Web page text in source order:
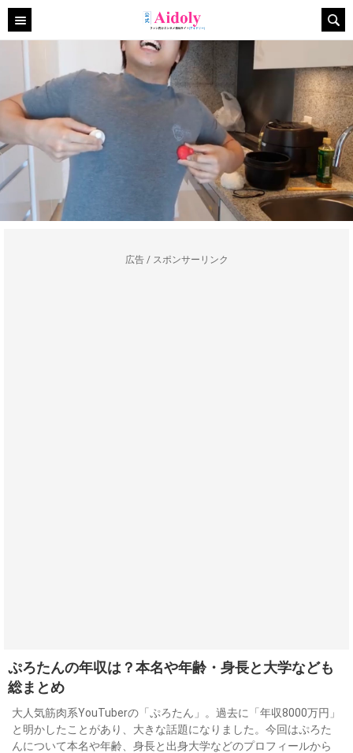
広告 / スポンサーリンク
ぷろたんの年収は？本名や年齢・身長と大学なども
総まとめ
大人気筋肉系YouTuberの「ぷろたん」。過去に「年収8000万円」
と明かしたことがあり、大きな話題になりました。今回はぷろた
んについて本名や年齢、身長と出身大学などのプロフィールから